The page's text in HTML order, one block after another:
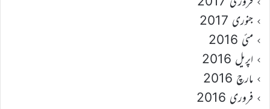
جنوری 2017
مئی 2016
اپریل 2016
مارچ 2016
فروری 2016